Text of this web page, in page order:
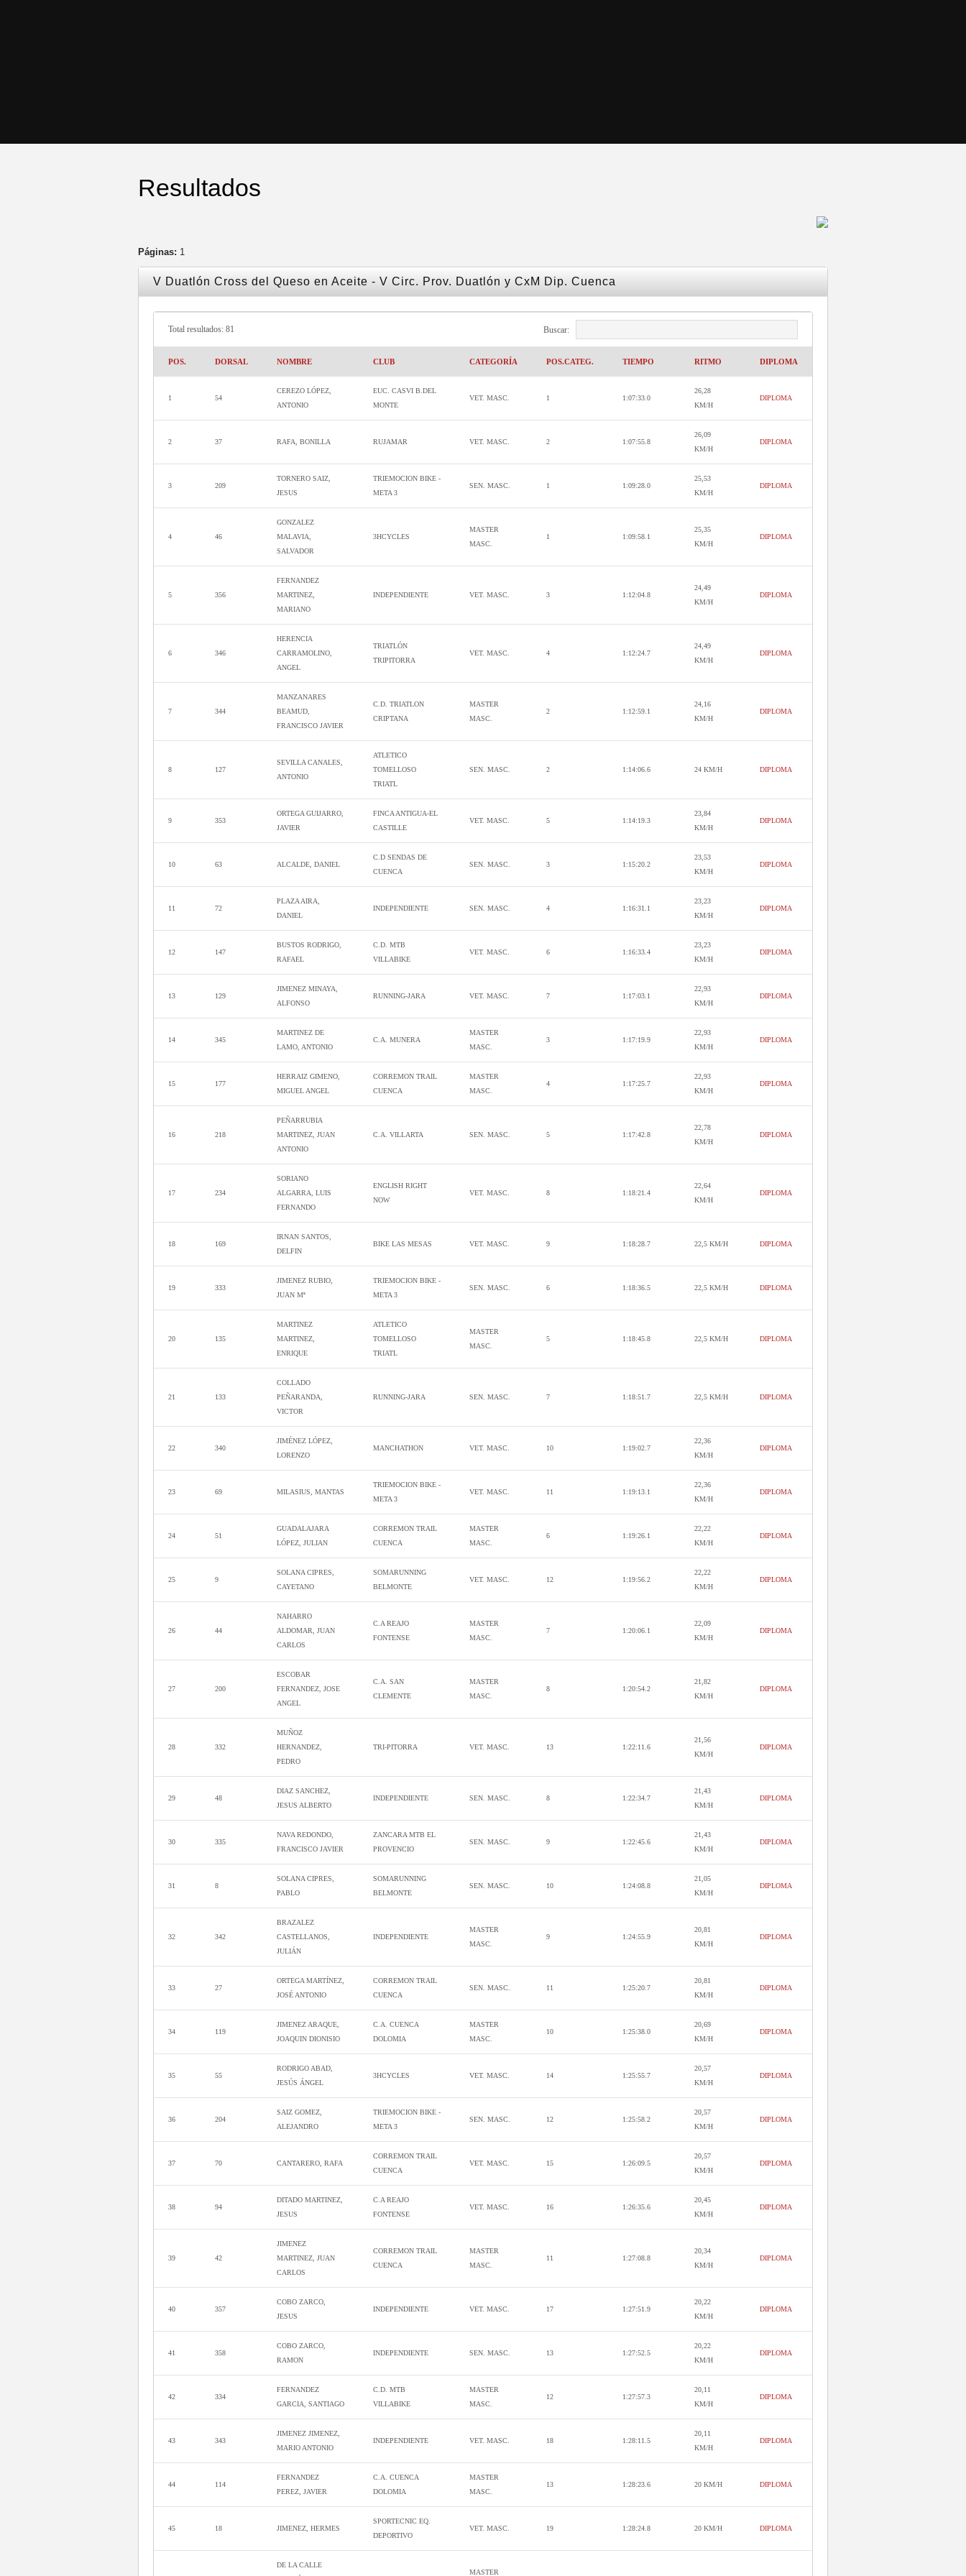
Resultados
Páginas: 1
V Duatlón Cross del Queso en Aceite - V Circ. Prov. Duatlón y CxM Dip. Cuenca
Total resultados: 81 Buscar:
POS. DORSAL NOMBRE CLUB CATEGORÍA POS.CATEG. TIEMPO RITMO DIPLOMA
1 54
CEREZO LÓPEZ,
ANTONIO
EUC. CASVI B.DEL
MONTE
VET. MASC. 1 1:07:33.0
26,28
KM/H
DIPLOMA
2 37 RAFA, BONILLA RUJAMAR VET. MASC. 2 1:07:55.8
26,09
KM/H
DIPLOMA
3 209
TORNERO SAIZ,
JESUS
TRIEMOCION BIKE -
META 3
SEN. MASC. 1 1:09:28.0
25,53
KM/H
DIPLOMA
4 46
GONZALEZ
MALAVIA,
SALVADOR
3HCYCLES
MASTER
MASC.
1 1:09:58.1
25,35
KM/H
DIPLOMA
5 356
FERNANDEZ
MARTINEZ,
MARIANO
INDEPENDIENTE VET. MASC. 3 1:12:04.8
24,49
KM/H
DIPLOMA
6 346
HERENCIA
CARRAMOLINO,
ANGEL
TRIATLÓN
TRIPITORRA
VET. MASC. 4 1:12:24.7
24,49
KM/H
DIPLOMA
7 344
MANZANARES
BEAMUD,
FRANCISCO JAVIER
C.D. TRIATLON
CRIPTANA
MASTER
MASC.
2 1:12:59.1
24,16
KM/H
DIPLOMA
8 127
SEVILLA CANALES,
ANTONIO
ATLETICO
TOMELLOSO
TRIATL
SEN. MASC. 2 1:14:06.6 24 KM/H DIPLOMA
9 353
ORTEGA GUIJARRO,
JAVIER
FINCA ANTIGUA-EL
CASTILLE
VET. MASC. 5 1:14:19.3
23,84
KM/H
DIPLOMA
10 63 ALCALDE, DANIEL
C.D SENDAS DE
CUENCA
SEN. MASC. 3 1:15:20.2
23,53
KM/H
DIPLOMA
11 72
PLAZA AIRA,
DANIEL
INDEPENDIENTE SEN. MASC. 4 1:16:31.1
23,23
KM/H
DIPLOMA
12 147
BUSTOS RODRIGO,
RAFAEL
C.D. MTB
VILLABIKE
VET. MASC. 6 1:16:33.4
23,23
KM/H
DIPLOMA
13 129
JIMENEZ MINAYA,
ALFONSO
RUNNING-JARA VET. MASC. 7 1:17:03.1
22,93
KM/H
DIPLOMA
14 345
MARTINEZ DE
LAMO, ANTONIO
C.A. MUNERA
MASTER
MASC.
3 1:17:19.9
22,93
KM/H
DIPLOMA
15 177
HERRAIZ GIMENO,
MIGUEL ANGEL
CORREMON TRAIL
CUENCA
MASTER
MASC.
4 1:17:25.7
22,93
KM/H
DIPLOMA
16 218
PEÑARRUBIA
MARTINEZ, JUAN
ANTONIO
C.A. VILLARTA SEN. MASC. 5 1:17:42.8
22,78
KM/H
DIPLOMA
17 234
SORIANO
ALGARRA, LUIS
FERNANDO
ENGLISH RIGHT
NOW
VET. MASC. 8 1:18:21.4
22,64
KM/H
DIPLOMA
18 169
IRNAN SANTOS,
DELFIN
BIKE LAS MESAS VET. MASC. 9 1:18:28.7 22,5 KM/H DIPLOMA
19 333
JIMENEZ RUBIO,
JUAN Mª
TRIEMOCION BIKE -
META 3
SEN. MASC. 6 1:18:36.5 22,5 KM/H DIPLOMA
20 135
MARTINEZ
MARTINEZ,
ENRIQUE
ATLETICO
TOMELLOSO
TRIATL
MASTER
MASC.
5 1:18:45.8 22,5 KM/H DIPLOMA
21 133
COLLADO
PEÑARANDA,
VICTOR
RUNNING-JARA SEN. MASC. 7 1:18:51.7 22,5 KM/H DIPLOMA
22 340
JIMÉNEZ LÓPEZ,
LORENZO
MANCHATHON VET. MASC. 10 1:19:02.7
22,36
KM/H
DIPLOMA
23 69 MILASIUS, MANTAS
TRIEMOCION BIKE -
META 3
VET. MASC. 11 1:19:13.1
22,36
KM/H
DIPLOMA
24 51
GUADALAJARA
LÓPEZ, JULIAN
CORREMON TRAIL
CUENCA
MASTER
MASC.
6 1:19:26.1
22,22
KM/H
DIPLOMA
25 9
SOLANA CIPRES,
CAYETANO
SOMARUNNING
BELMONTE
VET. MASC. 12 1:19:56.2
22,22
KM/H
DIPLOMA
26 44
NAHARRO
ALDOMAR, JUAN
CARLOS
C.A REAJO
FONTENSE
MASTER
MASC.
7 1:20:06.1
22,09
KM/H
DIPLOMA
27 200
ESCOBAR
FERNANDEZ, JOSE
ANGEL
C.A. SAN
CLEMENTE
MASTER
MASC.
8 1:20:54.2
21,82
KM/H
DIPLOMA
28 332
MUÑOZ
HERNANDEZ,
PEDRO
TRI-PITORRA VET. MASC. 13 1:22:11.6
21,56
KM/H
DIPLOMA
29 48
DIAZ SANCHEZ,
JESUS ALBERTO
INDEPENDIENTE SEN. MASC. 8 1:22:34.7
21,43
KM/H
DIPLOMA
30 335
NAVA REDONDO,
FRANCISCO JAVIER
ZANCARA MTB EL
PROVENCIO
SEN. MASC. 9 1:22:45.6
21,43
KM/H
DIPLOMA
31 8
SOLANA CIPRES,
PABLO
SOMARUNNING
BELMONTE
SEN. MASC. 10 1:24:08.8
21,05
KM/H
DIPLOMA
32 342
BRAZALEZ
CASTELLANOS,
JULIÁN
INDEPENDIENTE
MASTER
MASC.
9 1:24:55.9
20,81
KM/H
DIPLOMA
33 27
ORTEGA MARTÍNEZ,
JOSÉ ANTONIO
CORREMON TRAIL
CUENCA
SEN. MASC. 11 1:25:20.7
20,81
KM/H
DIPLOMA
34 119
JIMENEZ ARAQUE,
JOAQUIN DIONISIO
C.A. CUENCA
DOLOMIA
MASTER
MASC.
10 1:25:38.0
20,69
KM/H
DIPLOMA
35 55
RODRIGO ABAD,
JESÚS ÁNGEL
3HCYCLES VET. MASC. 14 1:25:55.7
20,57
KM/H
DIPLOMA
36 204
SAIZ GOMEZ,
ALEJANDRO
TRIEMOCION BIKE -
META 3
SEN. MASC. 12 1:25:58.2
20,57
KM/H
DIPLOMA
37 70 CANTARERO, RAFA
CORREMON TRAIL
CUENCA
VET. MASC. 15 1:26:09.5
20,57
KM/H
DIPLOMA
38 94
DITADO MARTINEZ,
JESUS
C.A REAJO
FONTENSE
VET. MASC. 16 1:26:35.6
20,45
KM/H
DIPLOMA
39 42
JIMENEZ
MARTINEZ, JUAN
CARLOS
CORREMON TRAIL
CUENCA
MASTER
MASC.
11 1:27:08.8
20,34
KM/H
DIPLOMA
40 357
COBO ZARCO,
JESUS
INDEPENDIENTE VET. MASC. 17 1:27:51.9
20,22
KM/H
DIPLOMA
41 358
COBO ZARCO,
RAMON
INDEPENDIENTE SEN. MASC. 13 1:27:52.5
20,22
KM/H
DIPLOMA
42 334
FERNANDEZ
GARCIA, SANTIAGO
C.D. MTB
VILLABIKE
MASTER
MASC.
12 1:27:57.3
20,11
KM/H
DIPLOMA
43 343
JIMENEZ JIMENEZ,
MARIO ANTONIO
INDEPENDIENTE VET. MASC. 18 1:28:11.5
20,11
KM/H
DIPLOMA
44 114
FERNANDEZ
PEREZ, JAVIER
C.A. CUENCA
DOLOMIA
MASTER
MASC.
13 1:28:23.6 20 KM/H DIPLOMA
45 18 JIMENEZ, HERMES
SPORTECNIC EQ.
DEPORTIVO
VET. MASC. 19 1:28:24.8 20 KM/H DIPLOMA
DE LA CALLE
MASTER